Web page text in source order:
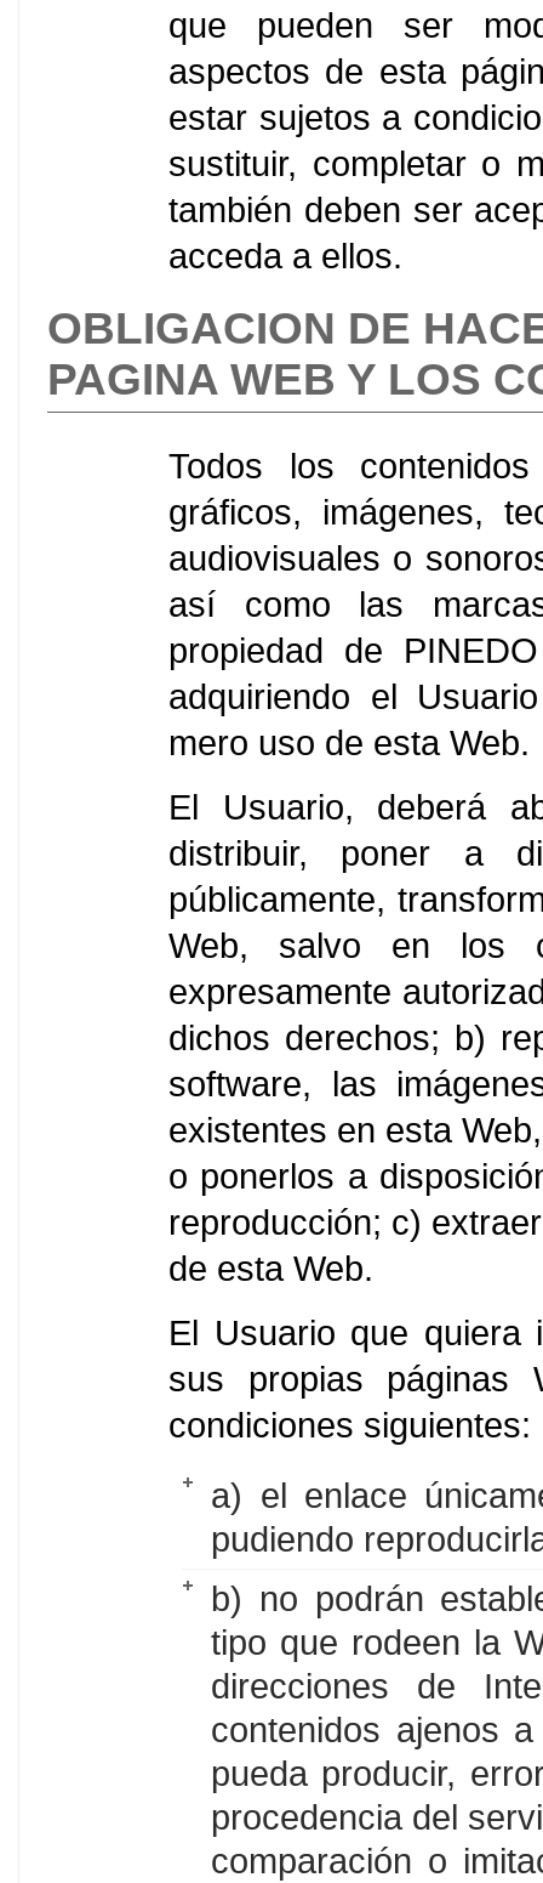
que pueden ser
aspectos de esta
estar sujetos a
sustituir, completar o
también deben ser
acceda a ellos.
OBLIGACION DE
PAGINA WEB Y LOS
Todos los
gráficos, imágenes,
audiovisuales o
así como las
propiedad de
adquiriendo el
mero uso de esta Web.
El Usuario, deberá
distribuir, poner a
públicamente,
Web, salvo en los
expresamente
dichos derechos; b)
software, las
existentes en esta
o ponerlos a
reproducción; c)
de esta Web.
El Usuario que quiera
sus propias páginas
condiciones siguientes:
a) el enlace
pudiendo
b) no podrán
tipo que rodeen la
direcciones de
contenidos ajenos
pueda producir,
procedencia del
comparación o